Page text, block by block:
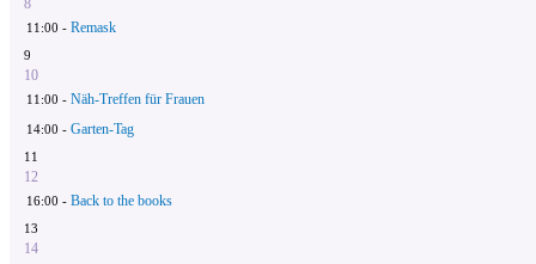
8
11:00 - Remask
9
10
11:00 - Näh-Treffen für Frauen
14:00 - Garten-Tag
11
12
16:00 - Back to the books
13
14